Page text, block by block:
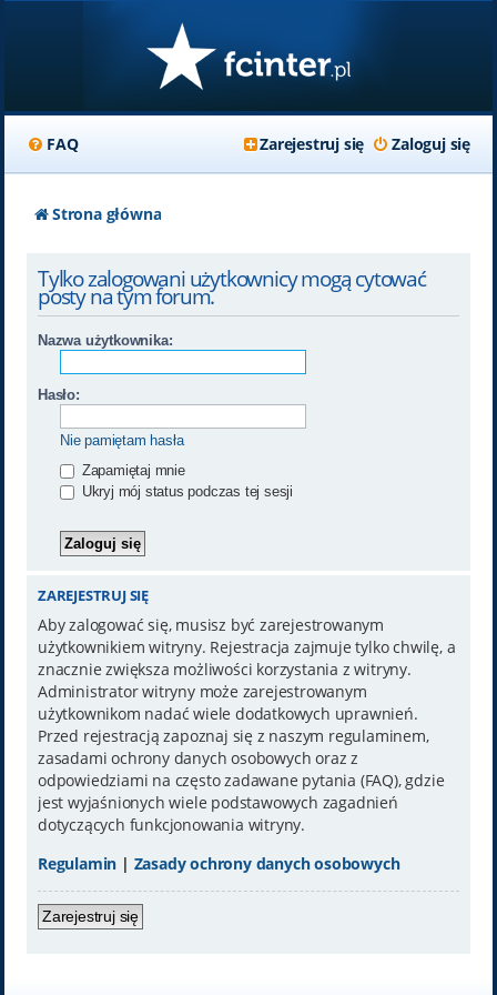
FAQ Zaloguj się
Zarejestruj się
Strona główna
Tylko zalogowani użytkownicy mogą cytować
posty na tym forum.
Nazwa użytkownika:
Hasło:
Nie pamiętam hasła
Zapamiętaj mnie
Ukryj mój status podczas tej sesji
ZAREJESTRUJ SIĘ
Aby zalogować się, musisz być zarejestrowanym
użytkownikiem witryny. Rejestracja zajmuje tylko chwilę, a
znacznie zwiększa możliwości korzystania z witryny.
Administrator witryny może zarejestrowanym
użytkownikom nadać wiele dodatkowych uprawnień.
Przed rejestracją zapoznaj się z naszym regulaminem,
zasadami ochrony danych osobowych oraz z
odpowiedziami na często zadawane pytania (FAQ), gdzie
jest wyjaśnionych wiele podstawowych zagadnień
dotyczących funkcjonowania witryny.
Regulamin | Zasady ochrony danych osobowych
Zarejestruj się